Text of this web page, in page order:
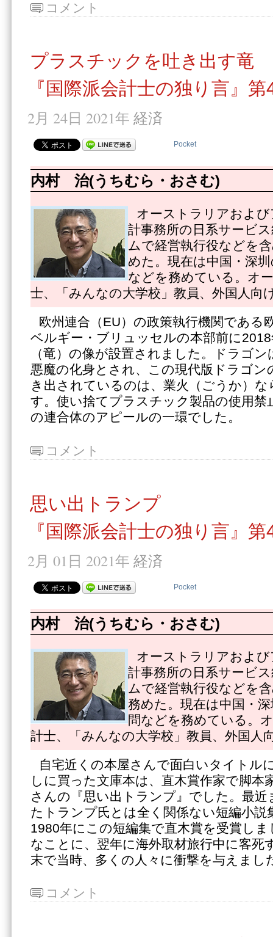
コメント
プラスチックを吐き出す竜
『国際派会計士の独り言』第
2月 24日 2021年 経済
Pocket
内村 治(うちむら・おさむ)
オーストラリアおよ
計事務所の日系サービ
ムで経営執行役などを
めた。現在は中国・深
などを務めている。オ
士、「みんなの大学校」教員、外国人向
欧州連合（EU）の政策執行機関である
ベルギー・ブリュッセルの本部前に
（竜）の像が設置されました。ドラゴ
悪魔の化身とされ、この現代版ドラゴン
き出されているのは、業火（ごうか）
す。使い捨てプラスチック製品の使用禁
の連合体のアピールの一環でした。
コメント
思い出トランプ
『国際派会計士の独り言』第
2月 01日 2021年 経済
Pocket
内村 治(うちむら・おさむ)
オーストラリアおよ
計事務所の日系サービ
ムで経営執行役などを
務めた。現在は中国・
問などを務めている。
計士、「みんなの大学校」教員、外国人
自宅近くの本屋さんで面白いタイトル
しに買った文庫本は、直木賞作家で脚本
さんの『思い出トランプ』でした。最近
たトランプ氏とは全く関係ない短編小説
1980年にこの短編集で直木賞を受賞し
なことに、翌年に海外取材旅行中に客死
末で当時、多くの人々に衝撃を与えまし
コメント